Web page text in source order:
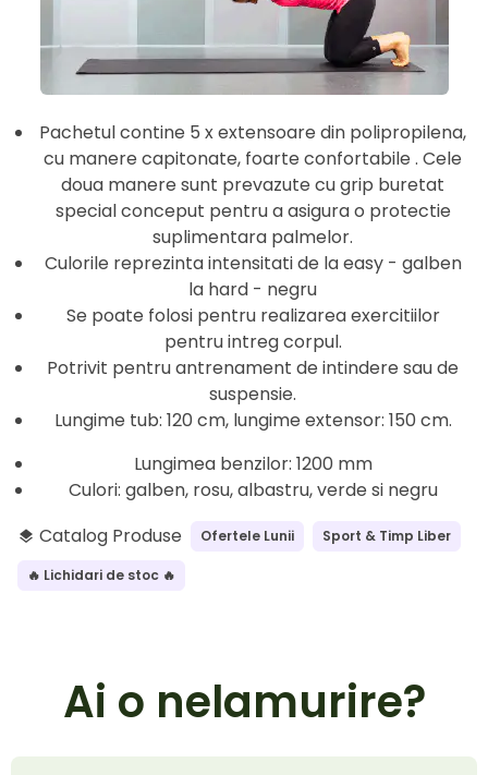
Pachetul contine 5 x extensoare din polipropilena,
cu manere capitonate, foarte confortabile . Cele
doua manere sunt prevazute cu grip buretat
special conceput pentru a asigura o protectie
suplimentara palmelor.
Culorile reprezinta intensitati de la easy - galben
la hard - negru
Se poate folosi pentru realizarea exercitiilor
pentru intreg corpul.
Potrivit pentru antrenament de intindere sau de
suspensie.
Lungime tub: 120 cm, lungime extensor: 150 cm.
Lungimea benzilor: 1200 mm
Culori: galben, rosu, albastru, verde si negru
layers Catalog Produse Ofertele Lunii Sport & Timp Liber
🔥 Lichidari de stoc 🔥
Ai o nelamurire?